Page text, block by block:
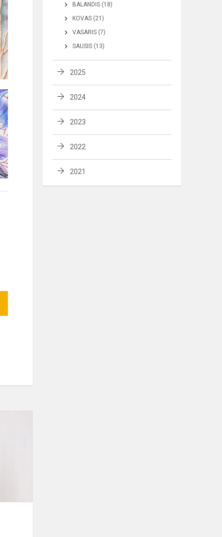
BALANDIS (18)
KOVAS (21)
VASARIS (7)
SAUSIS (13)
2025
2024
2023
2022
2021